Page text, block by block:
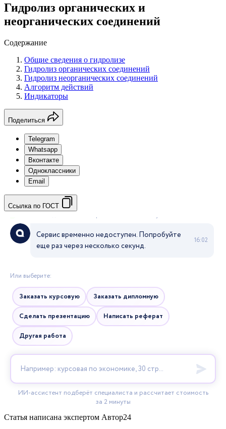
Гидролиз органических и
неорганических соединений
Содержание
Общие сведения о гидролизе
Гидролиз органических соединений
Гидролиз неорганических соединений
Алгоритм действий
Индикаторы
Поделиться
Telegram
Whatsapp
Вконтакте
Одноклассники
Email
Ссылка по ГОСТ
Статья написана экспертом Автор24